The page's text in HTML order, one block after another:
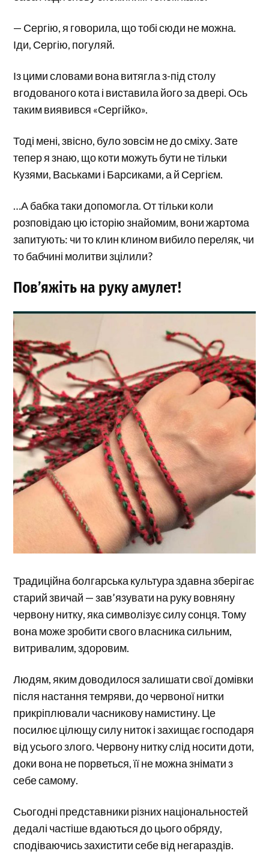
— Сергію, я говорила, що тобі сюди не можна.
Іди, Сергію, погуляй.
Із цими словами вона витягла з-під столу
вгодованого кота і виставила його за двері. Ось
таким виявився «Сергійко».
Тоді мені, звісно, було зовсім не до сміху. Зате
тепер я знаю, що коти можуть бути не тільки
Кузями, Васьками і Барсиками, а й Сергієм.
…А бабка таки допомогла. От тільки коли
розповідаю цю історію знайомим, вони жартома
запитують: чи то клин клином вибило переляк, чи
то бабчині молитви зцілили?
Пов’яжіть на руку амулет!
Традиційна болгарська культура здавна зберігає
старий звичай — зав’язувати на руку вовняну
червону нитку, яка символізує силу сонця. Тому
вона може зробити свого власника сильним,
витривалим, здоровим.
Людям, яким доводилося залишати свої домівки
після настання темряви, до червоної нитки
прикріплювали часникову намистину. Це
посилює цілющу силу ниток і захищає господаря
від усього злого. Червону нитку слід носити доти,
доки вона не порветься, її не можна знімати з
себе самому.
Сьогодні представники різних національностей
дедалі частіше вдаються до цього обряду,
сподіваючись захистити себе від негараздів.